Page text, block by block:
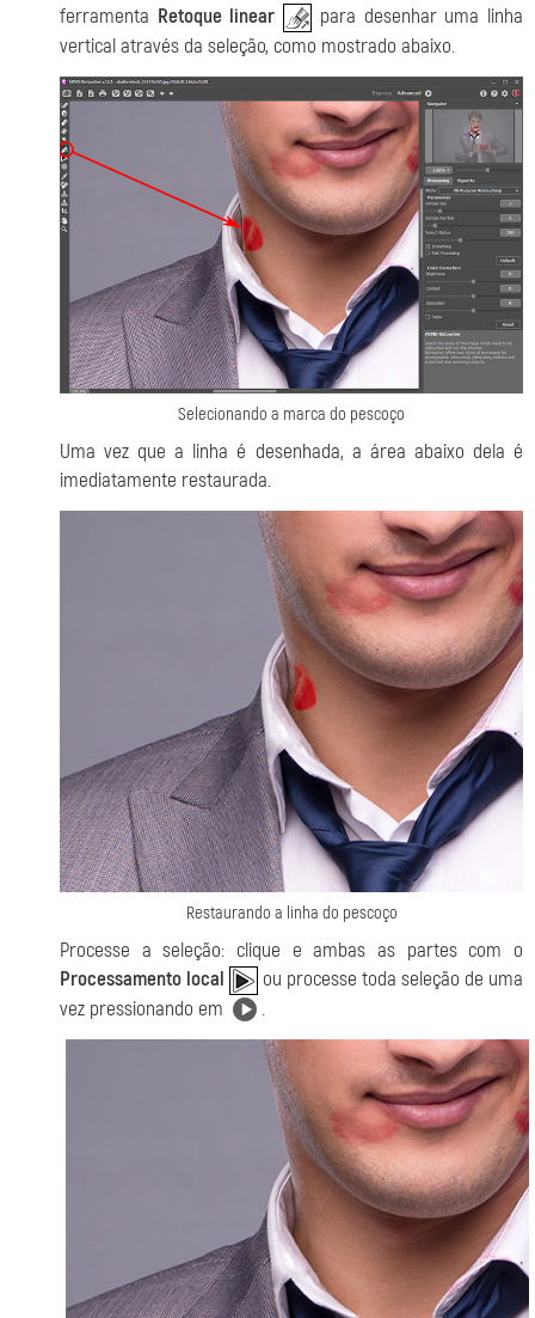
ferramenta Retoque linear
para desenhar uma linha
vertical através da seleção, como mostrado abaixo.
Selecionando a marca do pescoço
Uma vez que a linha é desenhada, a área abaixo dela é
imediatamente restaurada.
Restaurando a linha do pescoço
Processe a seleção: clique e ambas as partes com o
Processamento local
ou processe toda seleção de uma
vez pressionando em
.